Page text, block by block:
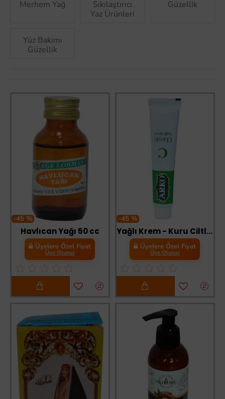
Merhem Yağ
Sıkılaştırıcı
Yaz Ürünleri
Güzellik
Yüz Bakımı
Güzellik
-45 %
Havlıcan Yağı 50 cc
Üyelere Özel Fiyat
Üye Olunuz
-45 %
Yağlı Krem - Kuru Ciltler 20 ML
Üyelere Özel Fiyat
Üye Olunuz